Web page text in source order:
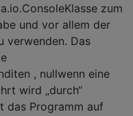
zum
und vor allem der
verwenden. Das
, nullwenn eine
wird „durch“
das Programm auf